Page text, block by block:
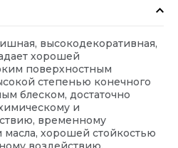
высокодекоративная,
хорошей
поверхностным
степенью конечного
блеском, достаточно
и
временному
хорошей стойкостью